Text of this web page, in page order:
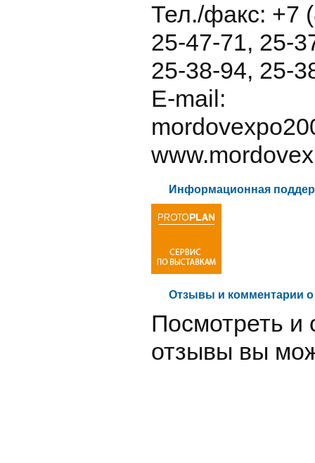
Тел./факс: +7
25-47-71, 25-
25-38-94, 25-
E-mail:
Информационная
Отзывы и комментарии о
Посмотреть и
отзывы вы